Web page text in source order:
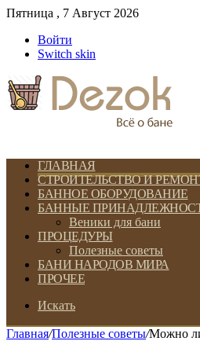
Пятница , 7 Август 2026
Войти
Switch skin
ГЛАВНАЯ
СТРОИТЕЛЬСТВО И
БАННОЕ ОБОРУДОВАНИЕ
БАННЫЕ
Веники для бани
ПРОЦЕДУРЫ
Полезные советы
БАНИ НАРОДОВ МИРА
ПРОЧЕЕ
Искать
Главная/Полезные советы/Можно